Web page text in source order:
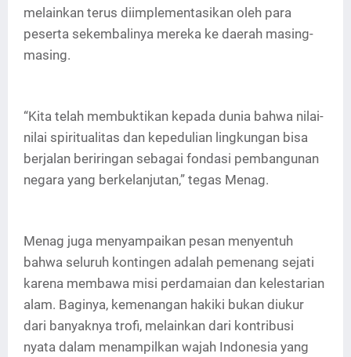
melainkan terus diimplementasikan oleh para
peserta sekembalinya mereka ke daerah masing-
masing.
“Kita telah membuktikan kepada dunia bahwa nilai-
nilai spiritualitas dan kepedulian lingkungan bisa
berjalan beriringan sebagai fondasi pembangunan
negara yang berkelanjutan,” tegas Menag.
Menag juga menyampaikan pesan menyentuh
bahwa seluruh kontingen adalah pemenang sejati
karena membawa misi perdamaian dan kelestarian
alam. Baginya, kemenangan hakiki bukan diukur
dari banyaknya trofi, melainkan dari kontribusi
nyata dalam menampilkan wajah Indonesia yang